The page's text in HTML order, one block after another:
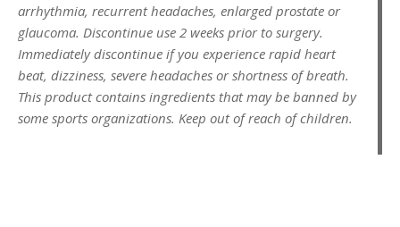
arrhythmia, recurrent headaches, enlarged prostate or
glaucoma. Discontinue use 2 weeks prior to surgery.
Immediately discontinue if you experience rapid heart
beat, dizziness, severe headaches or shortness of breath.
This product contains ingredients that may be banned by
some sports organizations. Keep out of reach of children.